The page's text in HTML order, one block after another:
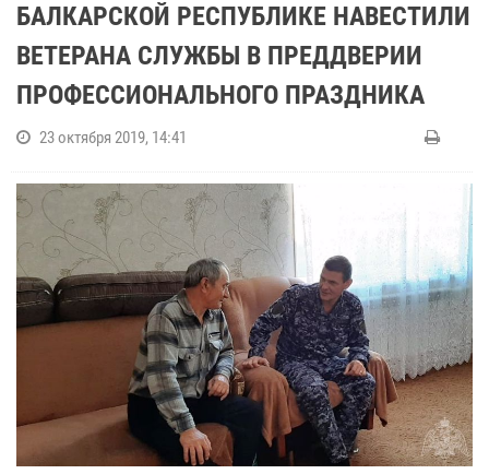
БАЛКАРСКОЙ РЕСПУБЛИКЕ НАВЕСТИЛИ
ВЕТЕРАНА СЛУЖБЫ В ПРЕДДВЕРИИ
ПРОФЕССИОНАЛЬНОГО ПРАЗДНИКА
23 октября 2019, 14:41